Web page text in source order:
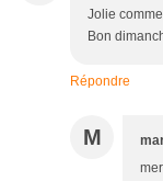
Jolie
Bon
Répondre
M